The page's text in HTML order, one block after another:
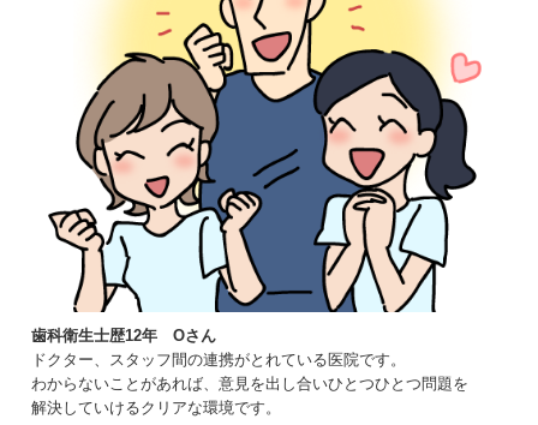
歯科衛生士歴12年 Oさん
ドクター、スタッフ間の連携がとれている医院です。
わからないことがあれば、意見を出し合いひとつひとつ問題を
解決していけるクリアな環境です。